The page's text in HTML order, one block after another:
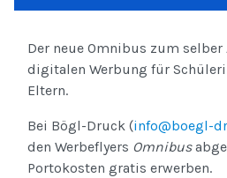
Der neue Omnibus zum
digitalen Werbung für
Eltern.
Bei Bögl-Druck (info@boegl-
den Werbeflyers Omnibus
Portokosten gratis erwerben.